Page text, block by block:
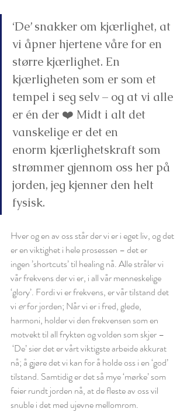
‘De’ snakker om kjærlighet, at
vi åpner hjertene våre for en
større kjærlighet. En
kjærligheten som er som et
tempel i seg selv – og at vi alle
er én der ❤️ Midt i alt det
vanskelige er det en
enorm kjærlighetskraft som
strømmer gjennom oss her på
jorden, jeg kjenner den helt
fysisk.
Hver og en av oss står der vi er i eget liv, og det
er en viktighet i hele prosessen – det er
ingen ’shortcuts’ til healing nå. Alle stråler vi
vår frekvens der vi er, i all vår menneskelige
‘glory’. Fordi vi er frekvens, er vår tilstand det
vi er for jorden; Når vi er i fred, glede,
harmoni, holder vi den frekvensen som en
motvekt til all frykten og volden som skjer –
‘De’ sier det er vårt viktigste arbeide akkurat
nå; å gjøre det vi kan for å holde oss i en ‘god’
tilstand. Samtidig er det så mye ‘mørke’ som
feier rundt jorden nå, at de fleste av oss vil
snuble i det med ujevne mellomrom.